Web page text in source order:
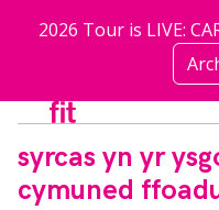
2026 Tour is LIVE:
syrcas yn yr
cymuned